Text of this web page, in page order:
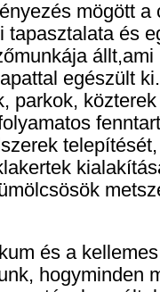
mögött a
tapasztalata és
állt,ami
egészült
parkok,
és a
hogyminden